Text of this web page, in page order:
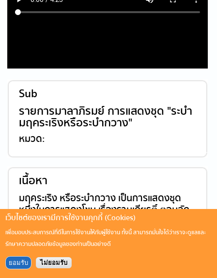
Sub
รายการมาลาภิรมย์ การแสดงชุด "ระบำ
มฤคระเริงหรือระบำกวาง"
หมวด:
เนื้อหา
มฤคระเริง หรือระบำกวาง เป็นการแสดงชุด
หนึ่งในการแสดงโขน เรื่องรามเกียรติ์ ตอนลัก
นางสีดา
เว็บไซต์ของเรามีการใช้งานคุกกี้ (Cookies)
เพื่อมอบประสบการณ์ที่ดีในการใช้งานให้กับผู้ใช้งาน ทั้งนี้ สามารถมั่นใจได้ว่าเราจะดูแลและ
รักษาความปลอดภัยข้อมูลของท่านเป็นอย่างดี
ยอมรับ ไม่ยอมรับ